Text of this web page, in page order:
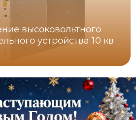
высоковольтного
устройства 10 кв